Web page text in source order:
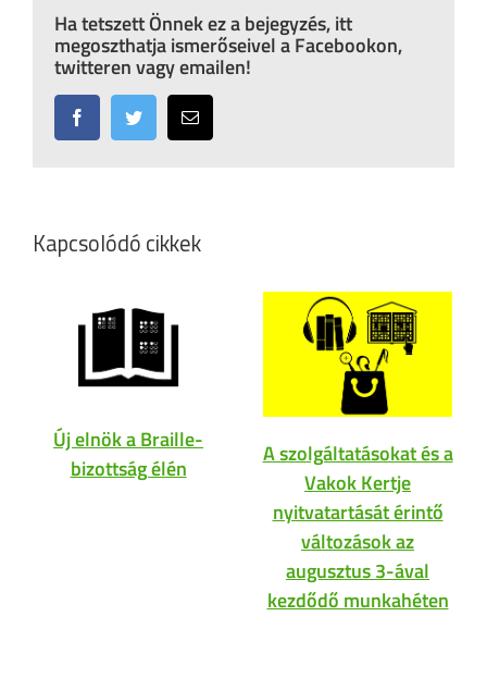
Ha tetszett Önnek ez a bejegyzés, itt
megoszthatja ismerőseivel a Facebookon,
twitteren vagy emailen!
FacebookTwitter Email:
Kapcsolódó cikkek
Új elnök a Braille-
bizottság élén
A szolgáltatásokat és a
Vakok Kertje
nyitvatartását érintő
változások az
augusztus 3-ával
kezdődő munkahéten